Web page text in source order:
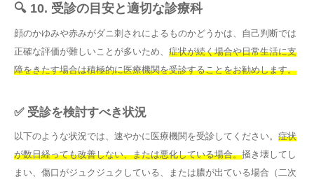
🔍 10. 受診の目安と適切な診療科
顔のかゆみや赤みがダニ刺されによるものかどうかは、自己判断では
正確な評価が難しいことが多いため、 症状が続く場合や日常生活に支
障をきたす場合は積極的に医療機関を受診することをお勧めします。
✅ 受診を検討すべき状況
以下のような状況では、速やかに医療機関を受診してください。 症状
が数日経っても改善しない、または悪化している場合。掻き壊してし
まい、傷口がジュクジュクしている、または膿が出ている場合（二次